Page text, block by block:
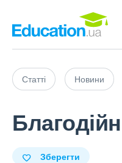
Статті Новини
Зберегти